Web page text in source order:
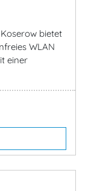
bietet
WLAN
einer